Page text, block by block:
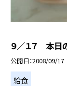
９／１７ 本日
公開日 2008/09/17
給食